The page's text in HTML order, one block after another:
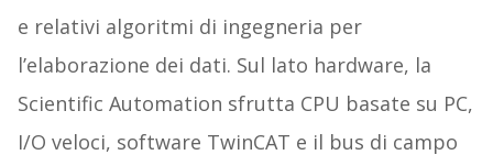
e relativi algoritmi di ingegneria per
l’elaborazione dei dati. Sul lato hardware, la
Scientific Automation sfrutta CPU basate su PC,
I/O veloci, software TwinCAT e il bus di campo